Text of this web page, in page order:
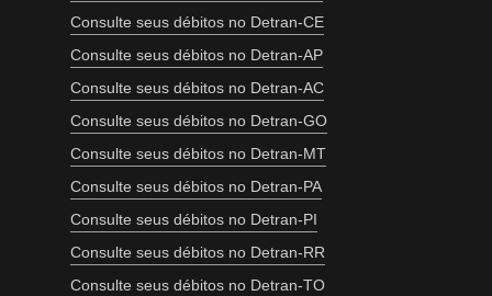
Consulte seus débitos no Detran-CE
Consulte seus débitos no Detran-AP
Consulte seus débitos no Detran-AC
Consulte seus débitos no Detran-GO
Consulte seus débitos no Detran-MT
Consulte seus débitos no Detran-PA
Consulte seus débitos no Detran-PI
Consulte seus débitos no Detran-RR
Consulte seus débitos no Detran-TO